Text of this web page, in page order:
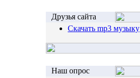
Друзья сайта
Скачать mp3 музыку
Наш опрос